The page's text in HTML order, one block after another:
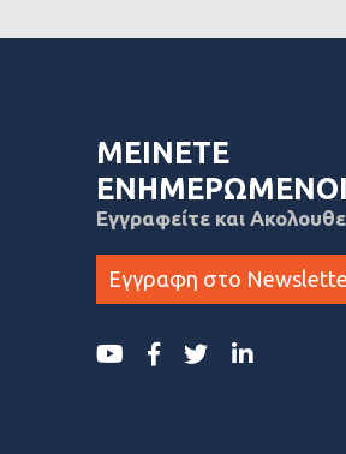
ΜΕΙΝΕΤΕ
ΕΝΗΜΕΡΩΜΕΝΟΙ
Εγγραφείτε και
Εγγραφη στο